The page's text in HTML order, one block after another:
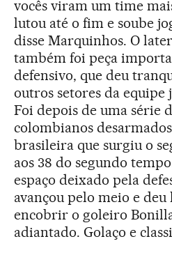
vocês viram um time
lutou até o fim e soube
disse Marquinhos. O
também foi peça
defensivo, que deu
outros setores da equipe
Foi depois de uma série
colombianos
brasileira que surgiu o
aos 38 do segundo
espaço deixado pela
avançou pelo meio e
encobrir o goleiro
adiantado. Golaço e